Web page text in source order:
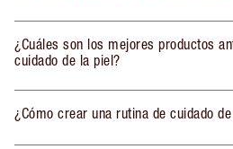
¿Cuáles son los mejores productos
cuidado de la piel?
¿Cómo crear una rutina de cuidado